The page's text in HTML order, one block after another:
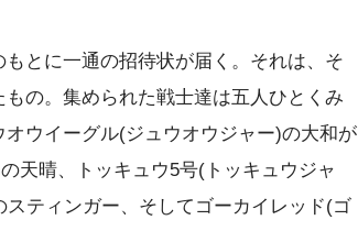
とに一通の招待状が届く。それは、そ
の。集められた戦士達は五人ひとくみ
ウイーグル(ジュウオウジャー)の大和が
天晴、トッキュウ5号(トッキュウジャ
ティンガー、そしてゴーカイレッド(ゴ